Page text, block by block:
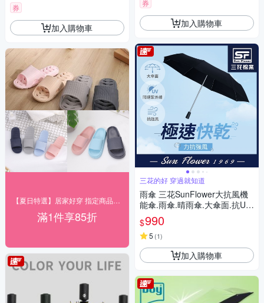
券
加入購物車
滿1件享85折
券
加入購物車
三花的好 穿過就知道
雨傘 三花SunFlower大抗風機
能傘.雨傘.晴雨傘.大傘面.抗UV
防曬_沉穩黑
$990
5 (1)
加入購物車